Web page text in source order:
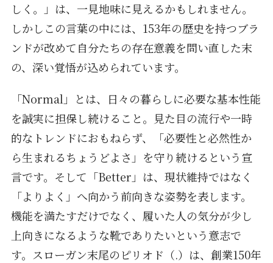
しく。」は、一見地味に見えるかもしれません。
しかしこの言葉の中には、153年の歴史を持つブラ
ンドが改めて自分たちの存在意義を問い直した末
の、深い覚悟が込められています。
「Normal」とは、日々の暮らしに必要な基本性能
を誠実に担保し続けること。見た目の流行や一時
的なトレンドにおもねらず、「必要性と必然性か
ら生まれるちょうどよさ」を守り続けるという宣
言です。そして「Better」は、現状維持ではなく
「よりよく」へ向かう前向きな姿勢を表します。
機能を満たすだけでなく、履いた人の気分が少し
上向きになるような靴でありたいという意志で
す。スローガン末尾のピリオド（.）は、創業150年